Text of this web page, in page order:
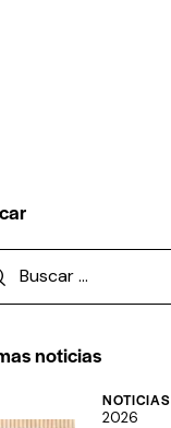
noticias
NOTICIAS
2026